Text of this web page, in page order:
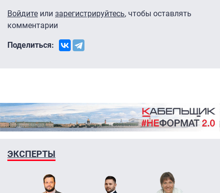
Войдите или зарегистрируйтесь, чтобы оставлять
комментарии
Поделиться:
ЭКСПЕРТЫ